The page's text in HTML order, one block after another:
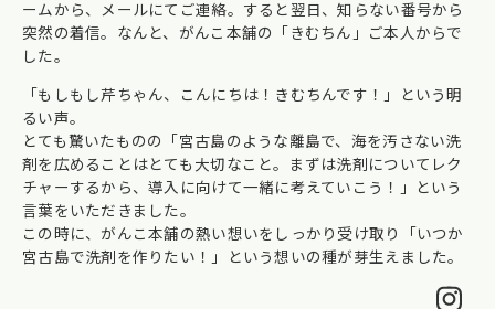
ームから、メールにてご連絡。すると翌日、知らない番号から
突然の着信。なんと、がんこ本舗の「きむちん」ご本人からで
した。
「もしもし芹ちゃん、こんにちは！きむちんです！」という明
るい声。
とても驚いたものの「宮古島のような離島で、海を汚さない洗
剤を広めることはとても大切なこと。まずは洗剤についてレク
チャーするから、導入に向けて一緒に考えていこう！」という
言葉をいただきました。
この時に、がんこ本舗の熱い想いをしっかり受け取り「いつか
宮古島で洗剤を作りたい！」という想いの種が芽生えました。